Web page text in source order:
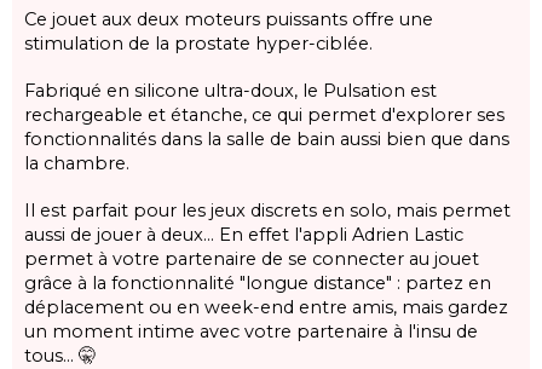
Ce jouet aux deux moteurs puissants offre une
stimulation de la prostate hyper-ciblée.
Fabriqué en silicone ultra-doux, le Pulsation est
rechargeable et étanche, ce qui permet d'explorer ses
fonctionnalités dans la salle de bain aussi bien que dans
la chambre.
Il est parfait pour les jeux discrets en solo, mais permet
aussi de jouer à deux... En effet l'appli Adrien Lastic
permet à votre partenaire de se connecter au jouet
grâce à la fonctionnalité "longue distance" : partez en
déplacement ou en week-end entre amis, mais gardez
un moment intime avec votre partenaire à l'insu de
tous... 🤫